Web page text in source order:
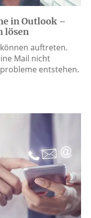
in Outlook –
lösen
auftreten.
Mail nicht
entstehen.